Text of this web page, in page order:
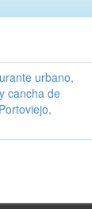
urbano,
cancha de